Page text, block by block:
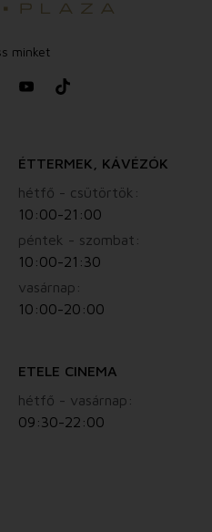
minket
ÉTTERMEK, KÁVÉZÓK
hétfő - csütörtök:
10:00-21:00
péntek - szombat:
10:00-21:30
vasárnap:
10:00-20:00
ETELE CINEMA
hétfő - vasárnap:
09:30-22:00